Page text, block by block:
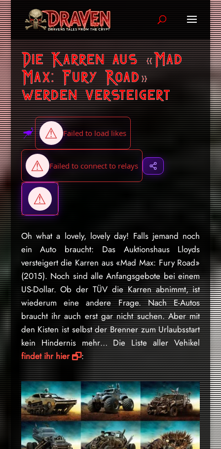
Die Karren aus «Mad
Max: Fury Road»
werden versteigert
Oh what a lovely, lovely day! Falls jemand noch
ein Auto braucht: Das Auktionshaus Lloyds
versteigert die Karren aus «Mad Max: Fury Road»
(2015). Noch sind alle Anfangsgebote bei einem
US-Dollar. Ob der TÜV die Karren abnimmt, ist
wiederum eine andere Frage. Nach E-Autos
braucht ihr auch erst gar nicht suchen. Aber mit
den Kisten ist selbst der Brenner zum Urlaubsstart
kein Hindernis mehr… Die Liste aller Vehikel
findet ihr hier
: